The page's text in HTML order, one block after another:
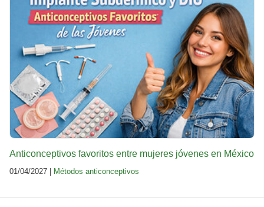
Anticonceptivos favoritos entre mujeres jóvenes en México
01/04/2027 | Métodos anticonceptivos